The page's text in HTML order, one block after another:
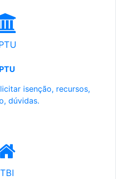
isenção, recursos,
dúvidas.